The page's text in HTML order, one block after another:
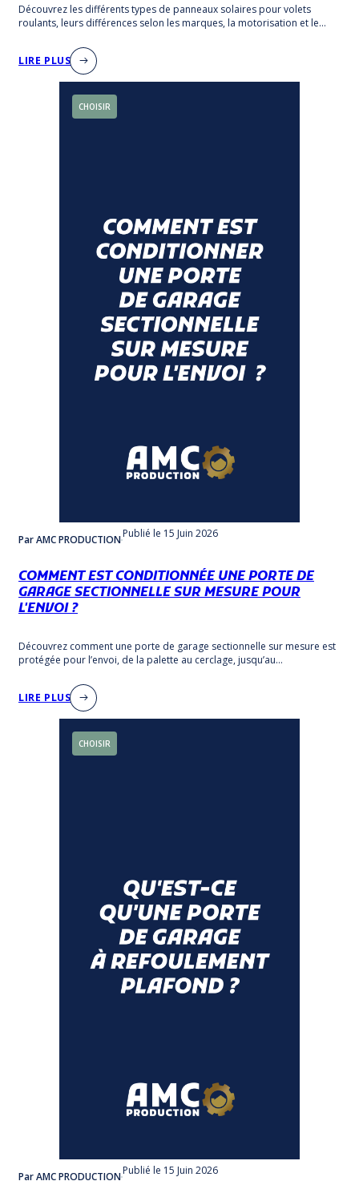
Découvrez les différents types de panneaux solaires pour volets
roulants, leurs différences selon les marques, la motorisation et le
LIRE PLUS
CHOISIR
Par AMC PRODUCTIONPublié le 15 Juin 2026
COMMENT EST CONDITIONNÉE UNE PORTE DE
GARAGE SECTIONNELLE SUR MESURE POUR
L'ENVOI ?
Découvrez comment une porte de garage sectionnelle sur mesure est
protégée pour l’envoi, de la palette au cerclage, jusqu’au
LIRE PLUS
CHOISIR
Par AMC PRODUCTIONPublié le 15 Juin 2026